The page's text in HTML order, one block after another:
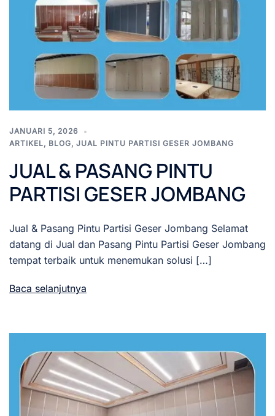
JANUARI 5, 2026
ARTIKEL, BLOG, JUAL PINTU PARTISI GESER JOMBANG
JUAL & PASANG PINTU
PARTISI GESER JOMBANG
Jual & Pasang Pintu Partisi Geser Jombang Selamat
datang di Jual dan Pasang Pintu Partisi Geser Jombang
tempat terbaik untuk menemukan solusi […]
Baca selanjutnya